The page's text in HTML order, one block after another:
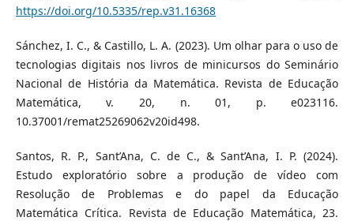
https://doi.org/10.5335/rep.v31.16368
Sánchez, I. C., & Castillo, L. A. (2023). Um olhar para o uso de
tecnologias digitais nos livros de minicursos do Seminário
Nacional de História da Matemática. Revista de Educação
Matemática, v. 20, n. 01, p. e023116.
10.37001/remat25269062v20id498.
Santos, R. P., Sant’Ana, C. de C., & Sant’Ana, I. P. (2024).
Estudo exploratório sobre a produção de vídeo com
Resolução de Problemas e do papel da Educação
Matemática Crítica. Revista de Educação Matemática, 23.